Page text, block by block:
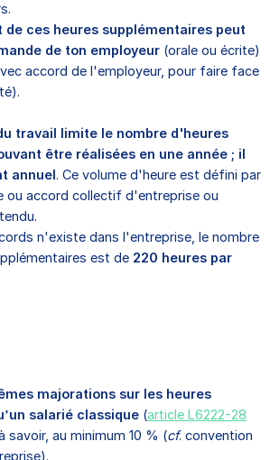
ces heures supplémentaires peut
de ton employeur (orale ou écrite)
accord de l'employeur, pour faire face
travail limite le nombre d'heures
être réalisées en une année ; il
annuel. Ce volume d'heure est défini par
ou accord collectif d'entreprise ou
n'existe dans l'entreprise, le nombre
est de 220 heures par
majorations sur les heures
salarié classique (article L6222-28
savoir, au minimum 10 % (cf. convention